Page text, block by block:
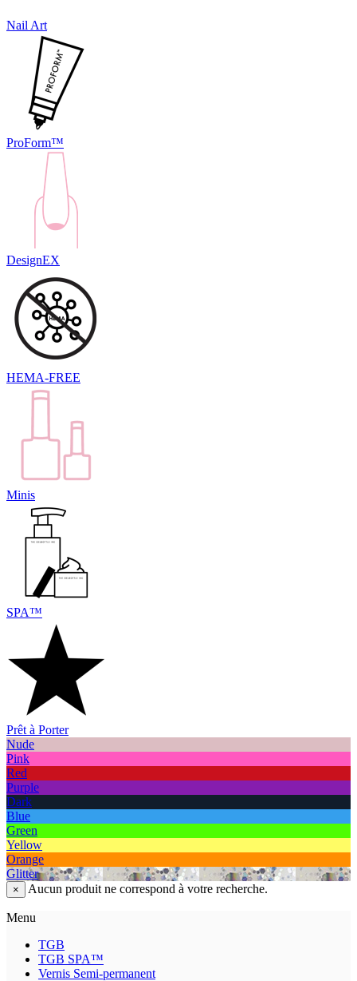
Nail Art
ProForm™
DesignEX
HEMA-FREE
Minis
SPA™
Prêt à Porter
Nude
Pink
Red
Purple
Dark
Blue
Green
Yellow
Orange
Glitter
× Aucun produit ne correspond à votre recherche.
Menu
TGB
TGB SPA™
Vernis Semi-permanent